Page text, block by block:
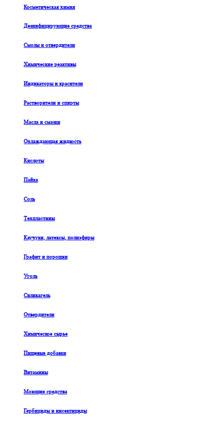
Косметическая химия
Дезинфицирующие средства
Смолы и отвердители
Химические реактивы
Индикаторы и красители
Растворители и спирты
Масла и смазки
Охлаждающая жидкость
Кислоты
Пайка
Соль
Техпластины
Каучуки, латексы, полиэфиры
Графит и порошки
Уголь
Силикагель
Отвердители
Химическое сырье
Пищевые добавки
Витамины
Моющие средства
Гербициды и инсектициды